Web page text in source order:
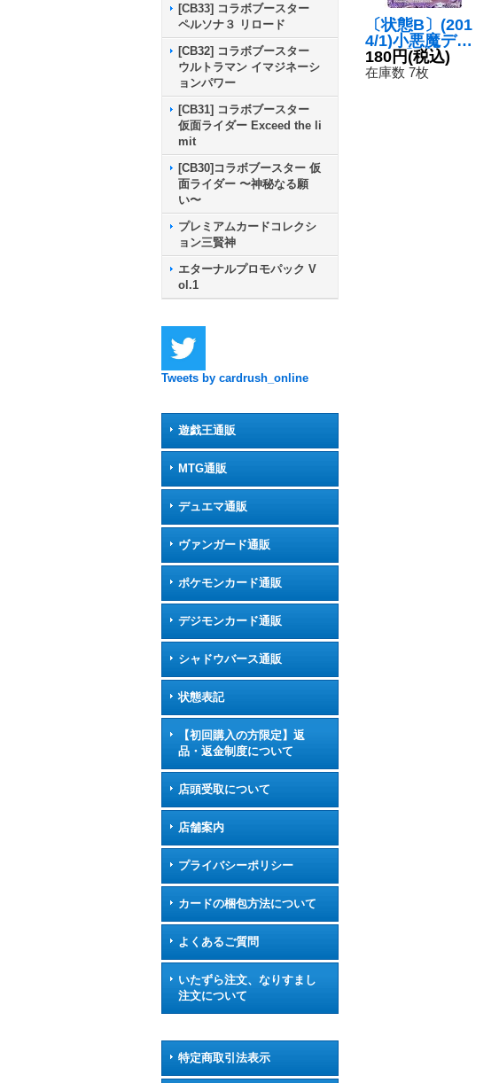
[CB33] コラボブースター
ペルソナ３ リロード
[CB32] コラボブースター
ウルトラマン イマジネーシ
ョンパワー
[CB31] コラボブースター
仮面ライダー Exceed the li
mit
[CB30]コラボブースター 仮
面ライダー 〜神秘なる願
い〜
プレミアムカードコレクシ
ョン三賢神
エターナルプロモパック V
ol.1
Tweets by cardrush_online
遊戯王通販
MTG通販
デュエマ通販
ヴァンガード通販
ポケモンカード通販
デジモンカード通販
シャドウバース通販
状態表記
【初回購入の方限定】返
品・返金制度について
店頭受取について
店舗案内
プライバシーポリシー
カードの梱包方法について
よくあるご質問
いたずら注文、なりすまし
注文について
特定商取引法表示
〔状態B〕(201
4/1)小悪魔デビ
ッド【X】{CP1
4-X04}《紫》
180円(税込)
在庫数 7枚